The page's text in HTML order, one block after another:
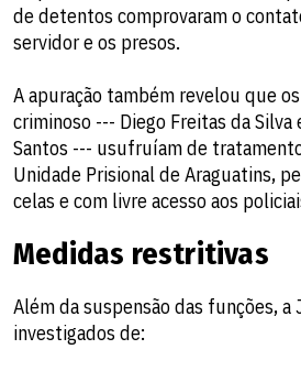
de detentos comprovaram o
servidor e os presos.
A apuração também revelou que
criminoso --- Diego Freitas da
Santos --- usufruíam de
Unidade Prisional de Araguatins,
celas e com livre acesso aos
Medidas restritivas
Além da suspensão das funções,
investigados de: